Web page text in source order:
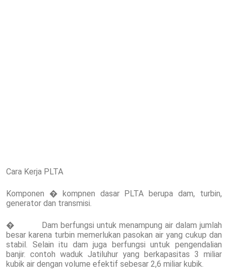
Cara Kerja PLTA
Komponen � kompnen dasar PLTA berupa dam, turbin,
generator dan transmisi.
� Dam berfungsi untuk menampung air dalam jumlah
besar karena turbin memerlukan pasokan air yang cukup dan
stabil. Selain itu dam juga berfungsi untuk pengendalian
banjir. contoh waduk Jatiluhur yang berkapasitas 3 miliar
kubik air dengan volume efektif sebesar 2,6 miliar kubik.